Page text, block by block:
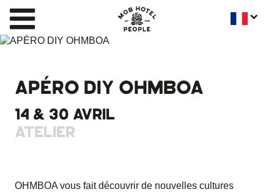
APÉRO DIY OHMBOA
14 & 30 AVRIL
ATELIER
OHMBOA vous fait découvrir de nouvelles cultures